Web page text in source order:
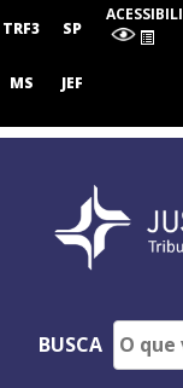
Regional
3ª
TRF3 SP
MS JEF
BUSCA